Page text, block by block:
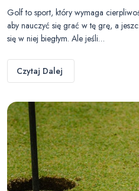
Golf to sport, który wymaga
aby nauczyć się grać w tę grę, a
się w niej biegłym. Ale jeśli…
Czytaj Dalej